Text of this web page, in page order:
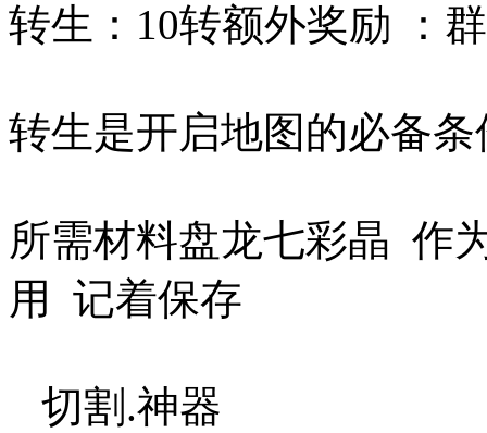
转生：10转
转生是开启地图的
所需材料盘龙七彩晶 作
用 记着保存
切割.神器